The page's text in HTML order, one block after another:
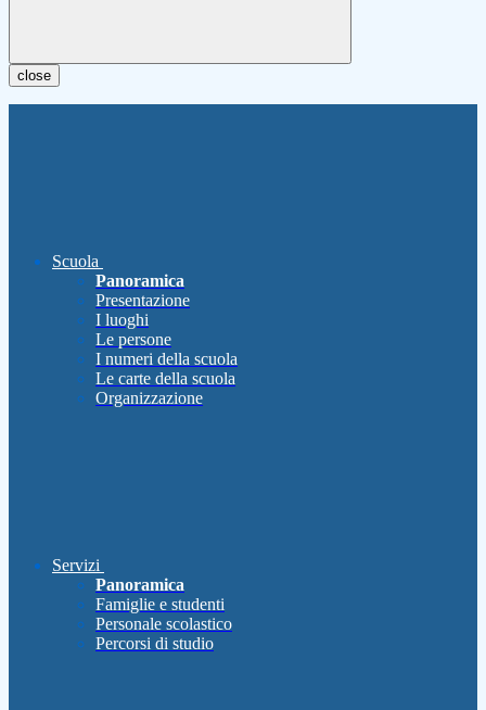
close
Scuola
Panoramica
Presentazione
I luoghi
Le persone
I numeri della scuola
Le carte della scuola
Organizzazione
Servizi
Panoramica
Famiglie e studenti
Personale scolastico
Percorsi di studio